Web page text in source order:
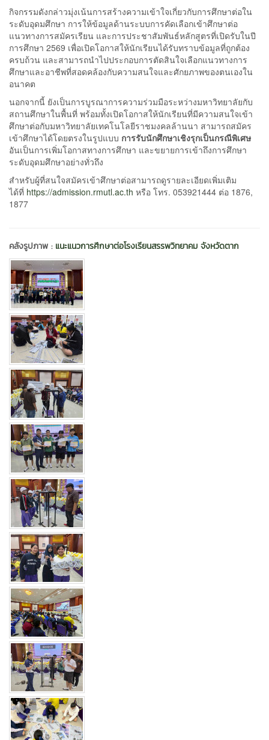
กิจกรรมดังกล่าวมุ่งเน้นการสร้างความเข้าใจเกี่ยวกับการศึกษาต่อใน
ระดับอุดมศึกษา การให้ข้อมูลด้านระบบการคัดเลือกเข้าศึกษาต่อ
แนวทางการสมัครเรียน และการประชาสัมพันธ์หลักสูตรที่เปิดรับในปี
การศึกษา 2569 เพื่อเปิดโอกาสให้นักเรียนได้รับทราบข้อมูลที่ถูกต้อง
ครบถ้วน และสามารถนำไปประกอบการตัดสินใจเลือกแนวทางการ
ศึกษาและอาชีพที่สอดคล้องกับความสนใจและศักยภาพของตนเองใน
อนาคต
นอกจากนี้ ยังเป็นการบูรณาการความร่วมมือระหว่างมหาวิทยาลัยกับ
สถานศึกษาในพื้นที่ พร้อมทั้งเปิดโอกาสให้นักเรียนที่มีความสนใจเข้า
ศึกษาต่อกับมหาวิทยาลัยเทคโนโลยีราชมงคลล้านนา สามารถสมัคร
เข้าศึกษาได้โดยตรงในรูปแบบ การรับนักศึกษาเชิงรุกเป็นกรณีพิเศษ
อันเป็นการเพิ่มโอกาสทางการศึกษา และขยายการเข้าถึงการศึกษา
ระดับอุดมศึกษาอย่างทั่วถึง
สำหรับผู้ที่สนใจสมัครเข้าศึกษาต่อสามารถดูรายละเอียดเพิ่มเติม
ได้ที่ https://admission.rmutl.ac.th หรือ โทร. 053921444 ต่อ 1876,
1877
คลังรูปภาพ : แนะแนวการศึกษาต่อโรงเรียนสรรพวิทยาคม จังหวัดตาก